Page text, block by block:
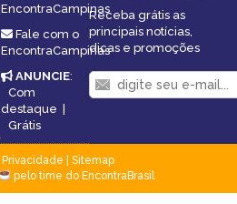
EncontraCampinas
Fale com o
EncontraCampinas
ANUNCIE:
Com
destaque |
Grátis
Receba grátis as
principais notícias,
dicas e promoções
Privacidade
Sitemap
pelo time do EncontraBrasil